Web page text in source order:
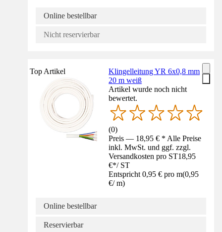
Online bestellbar
Nicht reservierbar
Top Artikel
Klingelleitung YR 6x0,8 mm
20 m weiß
Artikel wurde noch nicht
bewertet.
(0)
Preis — 18,95 € * Alle Preise
inkl. MwSt. und ggf. zzgl.
Versandkosten pro ST18,95
€*/ ST
Entspricht 0,95 € pro m(0,95
€/ m)
Online bestellbar
Reservierbar